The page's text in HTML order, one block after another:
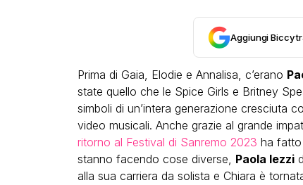
Aggiungi Biccy
Prima di Gaia, Elodie e Annalisa, c’erano
state quello che le Spice Girls e Britney
simboli di un’intera generazione cresciuta
video musicali. Anche grazie al grande
ritorno al Festival di Sanremo 2023 ha fatto
stanno facendo cose diverse, Paola Iezzi
alla sua carriera da solista e Chiara è